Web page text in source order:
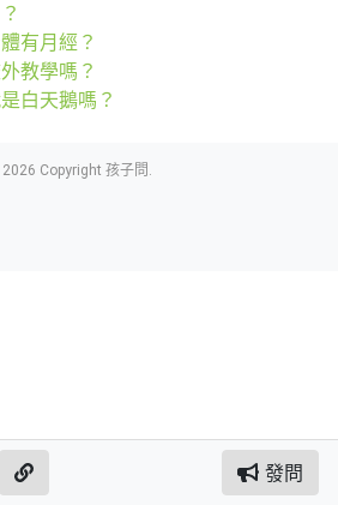
有月經？
教學嗎？
白天鵝嗎？
Copyright 孩子問.
發問